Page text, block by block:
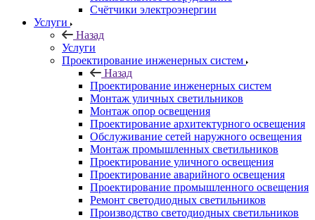
Счётчики электроэнергии
Услуги
Назад
Услуги
Проектирование инженерных систем
Назад
Проектирование инженерных систем
Монтаж уличных светильников
Монтаж опор освещения
Проектирование архитектурного освещения
Обслуживание сетей наружного освещения
Монтаж промышленных светильников
Проектирование уличного освещения
Проектирование аварийного освещения
Проектирование промышленного освещения
Ремонт светодиодных светильников
Производство светодиодных светильников